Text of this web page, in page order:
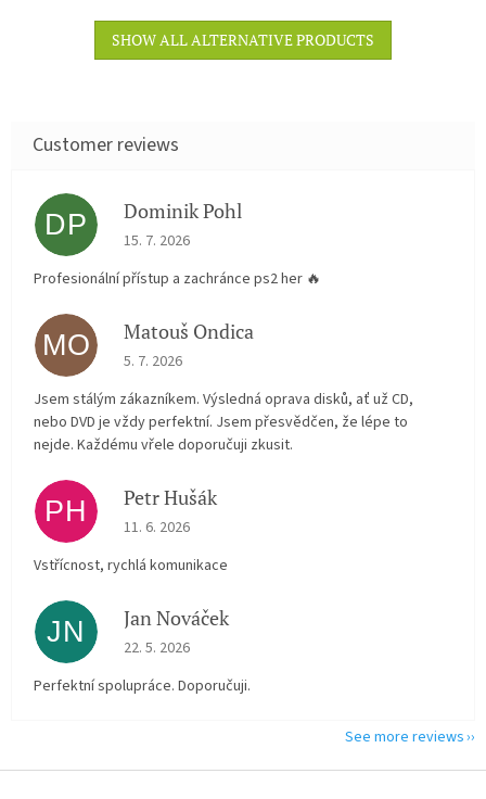
SHOW ALL ALTERNATIVE PRODUCTS
DP Dominik Pohl
The store rating is 5 out of 5 stars.
15. 7. 2026
Profesionální přístup a zachránce ps2 her 🔥
MO Matouš Ondica
The store rating is 5 out of 5 stars.
5. 7. 2026
Jsem stálým zákazníkem. Výsledná oprava disků, ať už CD,
nebo DVD je vždy perfektní. Jsem přesvědčen, že lépe to
nejde. Každému vřele doporučuji zkusit.
PH Petr Hušák
The store rating is 5 out of 5 stars.
11. 6. 2026
Vstřícnost, rychlá komunikace
JN Jan Nováček
The store rating is 5 out of 5 stars.
22. 5. 2026
Perfektní spolupráce. Doporučuji.
See more reviews
F